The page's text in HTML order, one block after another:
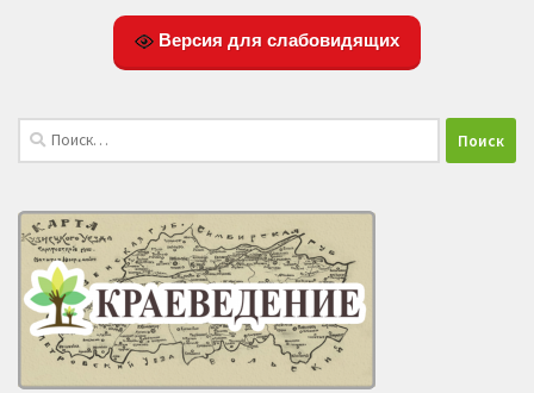
Версия для слабовидящих
Найти: